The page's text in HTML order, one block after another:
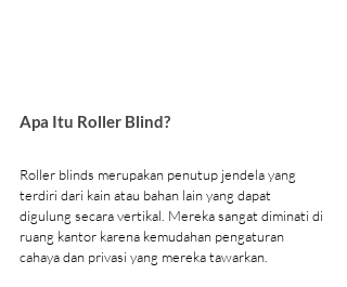
Apa Itu Roller Blind?
Roller blinds merupakan penutup jendela yang
terdiri dari kain atau bahan lain yang dapat
digulung secara vertikal. Mereka sangat diminati di
ruang kantor karena kemudahan pengaturan
cahaya dan privasi yang mereka tawarkan.